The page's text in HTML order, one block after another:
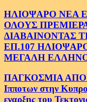
ΗΛΙΟΨΑΡΟ ΝΕΑ
ΟΛΟΥΣ
ΔΙΑΒΑΙΝΟΝΤΑΣ
ΕΠ.107
ΜΕΓΑΛΗ
ΠΑΓΚΟΣΜΙΑ
Ιπποτων στην
εναρξης του